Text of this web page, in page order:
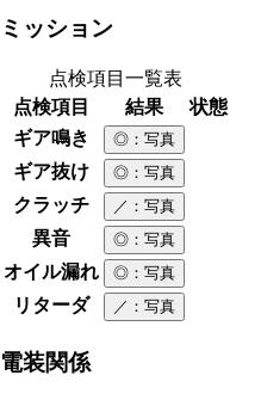
ミッション
点検項目一覧表
点検項目
結果
状態
ギア鳴き
◎ ：写真
ギア抜け ◎ ：写真
クラッチ ／ ：写真
異音 ◎ ：写真
オイル漏れ ◎ ：写真
リターダ ／ ：写真
電装関係